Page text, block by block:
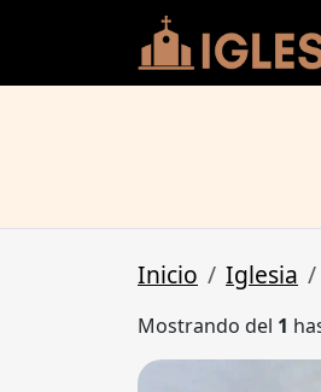
Inicio Iglesia
Mostrando del 1